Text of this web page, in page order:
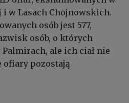
w Lasach Chojnowskich.
osób jest 577,
osób, o których
ale ich ciał nie
ofiary pozostają